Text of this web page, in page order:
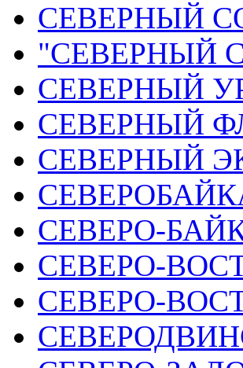
СЕВЕРНЫЙ
"СЕВЕРНЫЙ
СЕВЕРНЫЙ
СЕВЕРНЫЙ
СЕВЕРНЫЙ
СЕВЕРО-
СЕВЕРО-
СЕВЕРО-